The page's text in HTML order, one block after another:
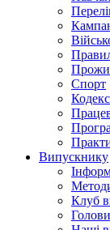
Спорт
Кодекс
Випускнику
Клуб